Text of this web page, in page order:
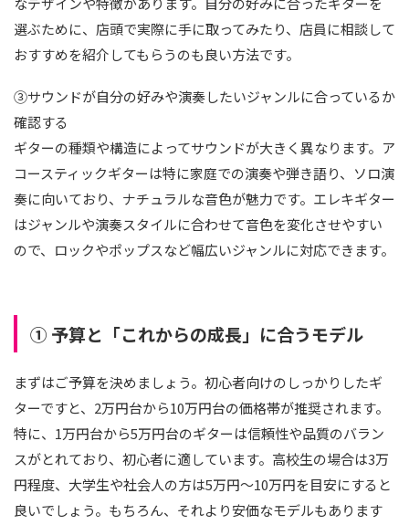
選ぶために、店頭で実際に手に取ってみたり、店員に相談して
おすすめを紹介してもらうのも良い方法です。
③サウンドが自分の好みや演奏したいジャンルに合っているか
確認する
ギターの種類や構造によってサウンドが大きく異なります。ア
コースティックギターは特に家庭での演奏や弾き語り、ソロ演
奏に向いており、ナチュラルな音色が魅力です。エレキギター
はジャンルや演奏スタイルに合わせて音色を変化させやすい
ので、ロックやポップスなど幅広いジャンルに対応できます。
① 予算と「これからの成長」に合うモデル
まずはご予算を決めましょう。初心者向けのしっかりしたギ
ターですと、2万円台から10万円台の価格帯が推奨されます。
特に、1万円台から5万円台のギターは信頼性や品質のバラン
スがとれており、初心者に適しています。高校生の場合は3万
円程度、大学生や社会人の方は5万円〜10万円を目安にすると
良いでしょう。もちろん、それより安価なモデルもあります